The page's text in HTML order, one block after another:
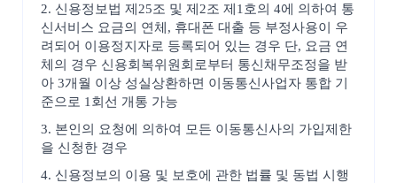
2. 신용정보법 제25조 및 제2조 제1호의 4에 의하여 통
신서비스 요금의 연체, 휴대폰 대출 등 부정사용이 우
려되어 이용정지자로 등록되어 있는 경우 단, 요금 연
체의 경우 신용회복위원회로부터 통신채무조정을 받
아 3개월 이상 성실상환하면 이동통신사업자 통합 기
준으로 1회선 개통 가능
3. 본인의 요청에 의하여 모든 이동통신사의 가입제한
을 신청한 경우
4. 신용정보의 이용 및 보호에 관한 법률 및 동법 시행